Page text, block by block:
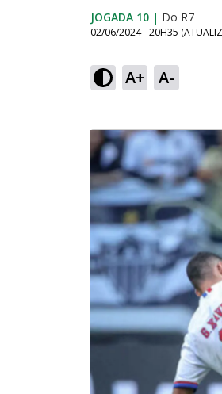
JOGADA 10 | Do R7
02/06/2024 - 20H35
A+ A-